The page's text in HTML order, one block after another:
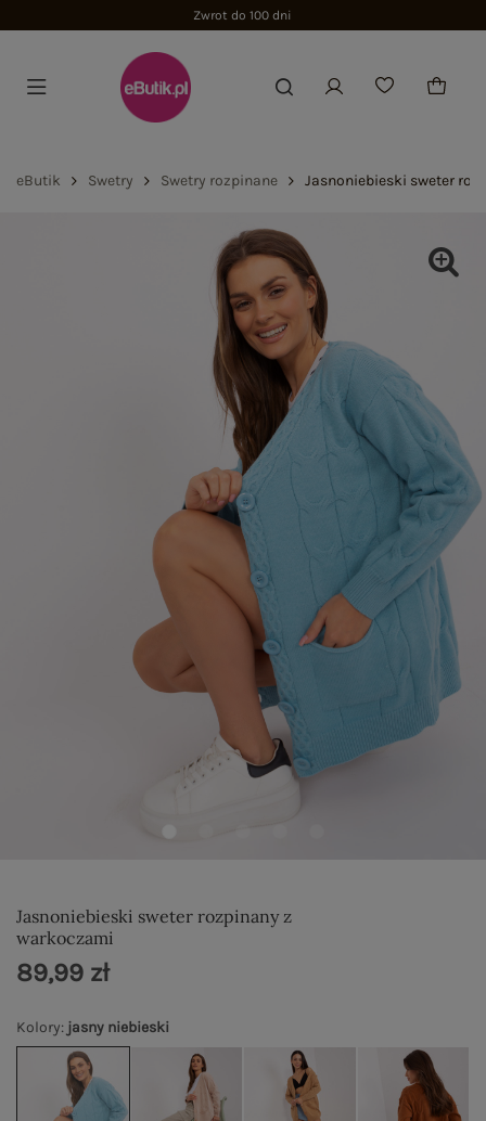
Zwrot do 100 dni
eButik Swetry Swetry rozpinane Jasnoniebieski sweter
Jasnoniebieski sweter rozpinany z
warkoczami
Kolory: jasny niebieski
89,99 zł